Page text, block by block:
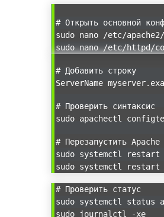
# Открыть основной
sudo nano /etc/
sudo nano /etc/httpd/
# Добавить строку
ServerName
# Проверить синтаксис
sudo apachectl
# Перезапустить Apache
sudo systemctl restart
sudo systemctl restart
# Проверить статус
sudo systemctl status
sudo journalctl -xe